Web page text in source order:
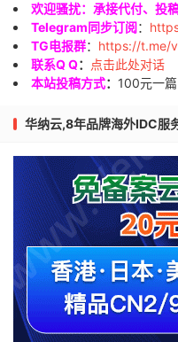
欢迎骚扰：承接代付、投
Telegram同步订阅：
TG电报群： https://t.me/
联系Q Q：
点击此处对话
本站投稿方式： 100元一篇
华纳云,8年品牌海外IDC服